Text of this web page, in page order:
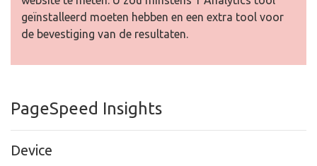
geïnstalleerd moeten hebben en een extra tool voor
de bevestiging van de resultaten.
PageSpeed Insights
Device